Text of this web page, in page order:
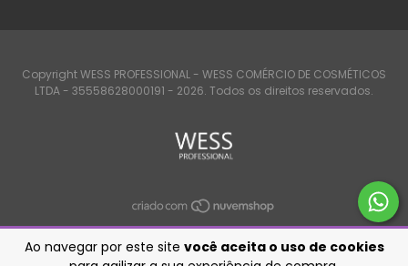
Ao navegar por este site você aceita o uso de cookies
Copyright WESS PROFESSIONAL - WESS COMÉRCIO DE COSMÉTICOS
LTDA - 35558628000191 - 2026. Todos os direitos reservados.